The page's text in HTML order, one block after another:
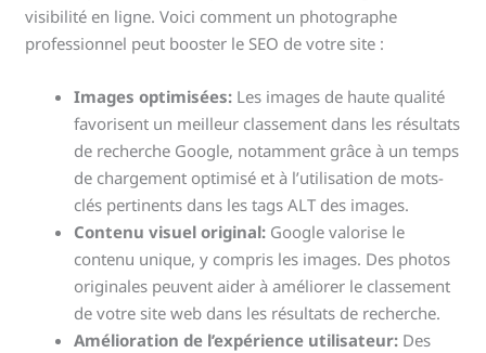
visibilité en ligne. Voici comment un photographe
professionnel peut booster le SEO de votre site :
Images optimisées: Les images de haute qualité
favorisent un meilleur classement dans les résultats
de recherche Google, notamment grâce à un temps
de chargement optimisé et à l’utilisation de mots-
clés pertinents dans les tags ALT des images.
Contenu visuel original: Google valorise le
contenu unique, y compris les images. Des photos
originales peuvent aider à améliorer le classement
de votre site web dans les résultats de recherche.
Amélioration de l’expérience utilisateur: Des